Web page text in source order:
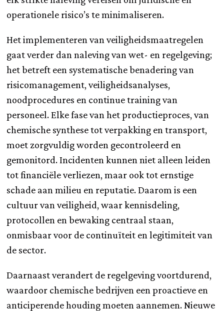
operationele risico’s te minimaliseren.
Het implementeren van veiligheidsmaatregelen
gaat verder dan naleving van wet- en regelgeving;
het betreft een systematische benadering van
risicomanagement, veiligheidsanalyses,
noodprocedures en continue training van
personeel. Elke fase van het productieproces, van
chemische synthese tot verpakking en transport,
moet zorgvuldig worden gecontroleerd en
gemonitord. Incidenten kunnen niet alleen leiden
tot financiële verliezen, maar ook tot ernstige
schade aan milieu en reputatie. Daarom is een
cultuur van veiligheid, waar kennisdeling,
protocollen en bewaking centraal staan,
onmisbaar voor de continuïteit en legitimiteit van
de sector.
Daarnaast verandert de regelgeving voortdurend,
waardoor chemische bedrijven een proactieve en
anticiperende houding moeten aannemen. Nieuwe